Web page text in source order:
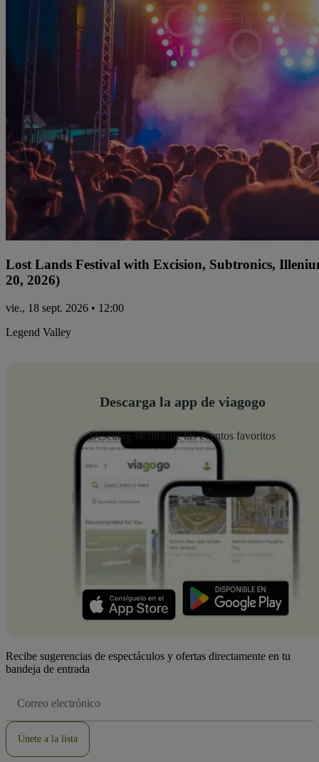
Lost Lands Festival with Excision, Subtronics,
20, 2026)
vie., 18 sept. 2026 • 12:00
Legend Valley
Descarga la app de viagogo
Descubre fácilmente tus eventos favoritos
Recibe sugerencias de espectáculos y ofertas directamente en tu
bandeja de entrada
de
Únete a la lista